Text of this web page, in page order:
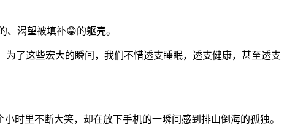
渴望被填补😁的躯壳。
了这些宏大的瞬间，我们不惜透支睡眠，透支健康，甚至透支
时里不断大笑，却在放下手机的一瞬间感到排山倒海的孤独。